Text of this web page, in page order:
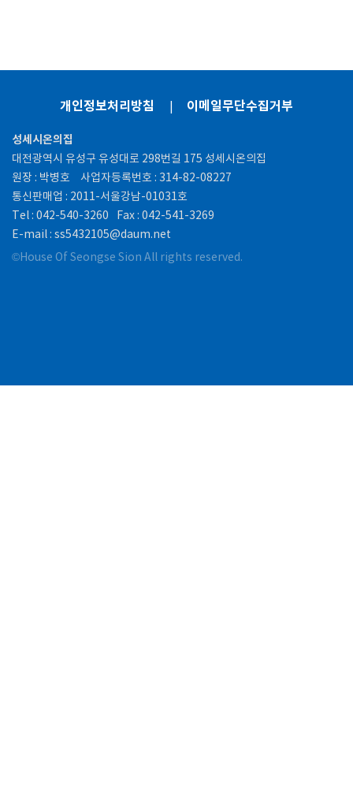
개인정보처리방침 이메일무단수집거부
성세시온의집
대전광역시 유성구 유성대로 298번길 175 성세시온의집
원장 : 박병호
사업자등록번호 : 314-82-08227
통신판매업 : 2011-서울강남-01031호
Tel : 042-540-3260
Fax : 042-541-3269
E-mail : ss5432105@daum.net
©House Of Seongse Sion All rights reserved.